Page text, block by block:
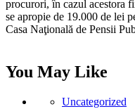
procurori, în cazul acestora
se apropie de 19.000 de lei
Casa Naţională de Pensii
You May Like
Uncategorized